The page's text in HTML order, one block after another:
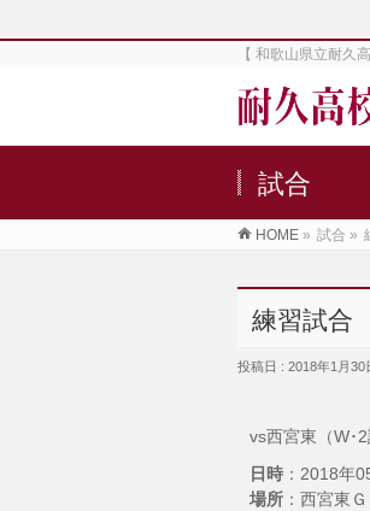
【 和歌山県立耐
試合
HOME » 試合 »
練習試合
投稿日 : 2018年1月30
vs西宮東（W･2
日時 ：2018年
場所 ：西宮東Ｇ